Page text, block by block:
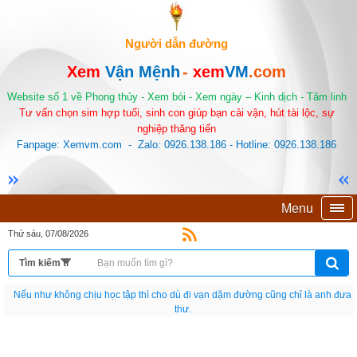
Người dẫn đường
Xem Vận Mệnh- xemVM.com
Website số 1 về Phong thủy - Xem bói - Xem ngày – Kinh dịch - Tâm linh
Tư vấn chọn sim hợp tuổi, sinh con giúp bạn cải vận, hút tài lộc, sự
nghiệp thăng tiến
Fanpage: Xemvm.com - Zalo: 0926.138.186 - Hotline: 0926.138.186
Menu
Thứ sáu, 07/08/2026
Nếu như không chịu học tập thì cho dù đi vạn dặm đường cũng chỉ là anh đưa
thư.